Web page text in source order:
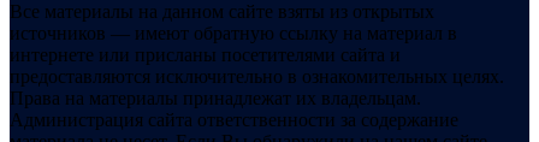
Все материалы на данном сайте взяты из открытых
источников — имеют обратную ссылку на материал в
интернете или присланы посетителями сайта и
предоставляются исключительно в ознакомительных целях.
Права на материалы принадлежат их владельцам.
Администрация сайта ответственности за содержание